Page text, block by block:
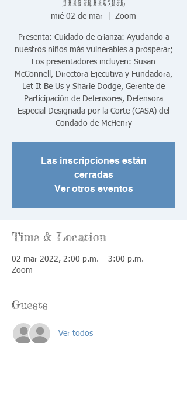
mié 02 de mar Zoom
Presenta: Cuidado de crianza: Ayudando a
nuestros niños más vulnerables a prosperar;
Los presentadores incluyen: Susan
McConnell, Directora Ejecutiva y Fundadora,
Let It Be Us y Sharie Dodge, Gerente de
Participación de Defensores, Defensora
Especial Designada por la Corte (CASA) del
Condado de McHenry
Las inscripciones están
cerradas
Ver otros eventos
Time & Location
02 mar 2022, 2:00 p.m. – 3:00 p.m.
Zoom
Guests
Ver todos